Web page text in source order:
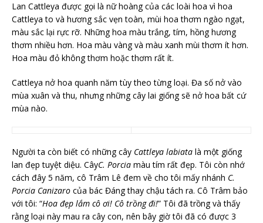
Lan Cattleya được gọi là nữ hoàng của các loài hoa vì hoa
Cattleya to và hương sắc vẹn toàn, mùi hoa thơm ngào ngạt,
màu sắc lại rực rỡ. Những hoa màu trắng, tím, hồng hương
thơm nhiều hơn. Hoa màu vàng và màu xanh mùi thơm ít hơn.
Hoa màu đỏ không thơm hoặc thơm rất ít.
Cattleya nở hoa quanh năm tùy theo từng loại. Đa số nở vào
mùa xuân và thu, nhưng những cây lai giống sẽ nở hoa bất cứ
mùa nào.
Người ta còn biết có những cây Cattleya labiata là một giống
lan đẹp tuyệt diệu. CâyC. Porcia màu tím rất đẹp. Tôi còn nhớ
cách đây 5 năm, cô Trâm Lê đem về cho tôi mấy nhánh C.
Porcia Canizaro của bác Đáng thay chậu tách ra. Cô Trâm bảo
với tôi: “Hoa đẹp lắm cô ơi! Cô trồng đi!” Tôi đã trồng và thấy
rằng loại này mau ra cây con, nên bây giờ tôi đã có được 3